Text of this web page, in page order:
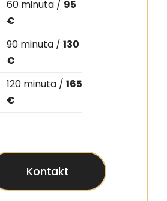
60 minuta / 95
€
90 minuta / 130
€
120 minuta / 165
€
Kontakt